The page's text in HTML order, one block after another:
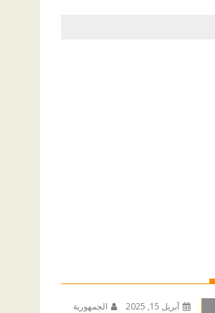
أبريل 15, 2025
الجمهورية